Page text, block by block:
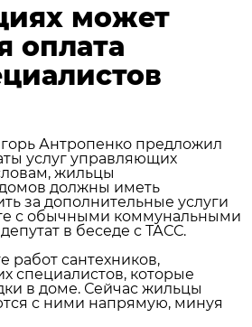
может
оплата
Антропенко предложил
услуг управляющих
жильцы
должны иметь
за дополнительные услуги
с обычными коммунальными
в беседе с ТАСС.
работ сантехников,
специалистов, которые
в доме. Сейчас жильцы
с ними напрямую, минуя